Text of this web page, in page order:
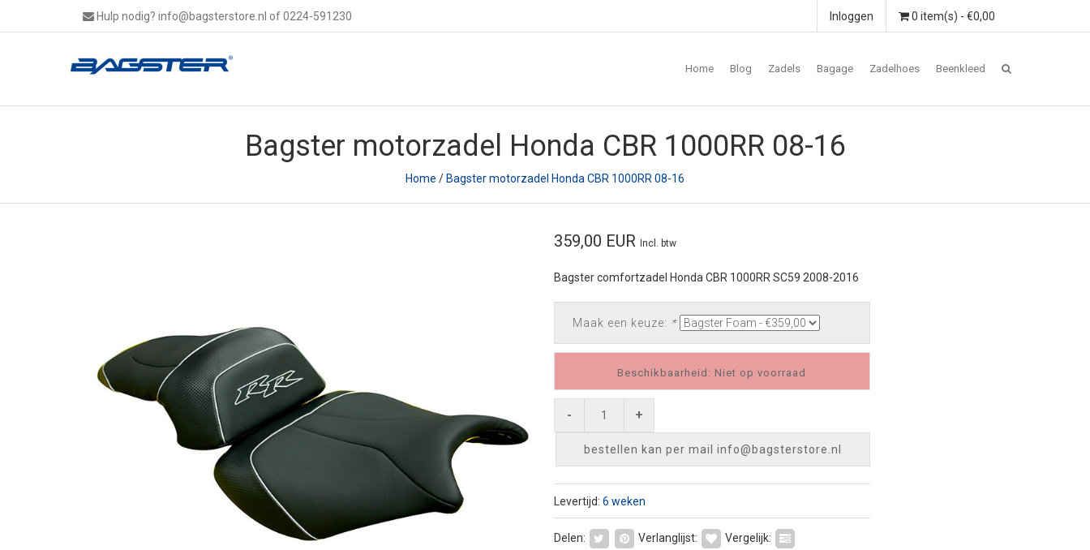
Hulp nodig? info@bagsterstore.nl of 0224-591230 0 item(s) - €0,00
Inloggen
Home Blog Zadels Bagage Zadelhoes Beenkleed
Bagster motorzadel Honda CBR 1000RR 08-16
Home /Bagster motorzadel Honda CBR 1000RR 08-16
359,00 EUR Incl. btw
Bagster comfortzadel Honda CBR 1000RR SC59 2008-2016
Maak een keuze: *
Beschikbaarheid: Niet op voorraad
- +
bestellen kan per mail info@bagsterstore.nl
Levertijd: 6 weken
Delen: Verlanglijst: Vergelijk: